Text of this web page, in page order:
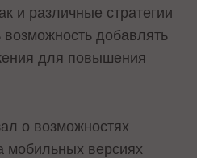
и различные стратегии
добавлять
для повышения
о возможностях
мобильных версиях